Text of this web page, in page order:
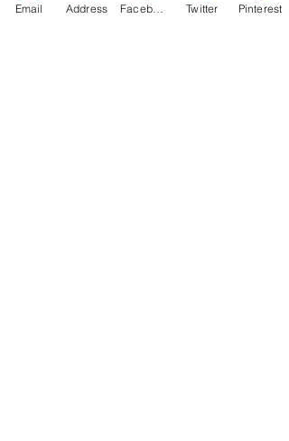
Email Address Twitter Pinterest